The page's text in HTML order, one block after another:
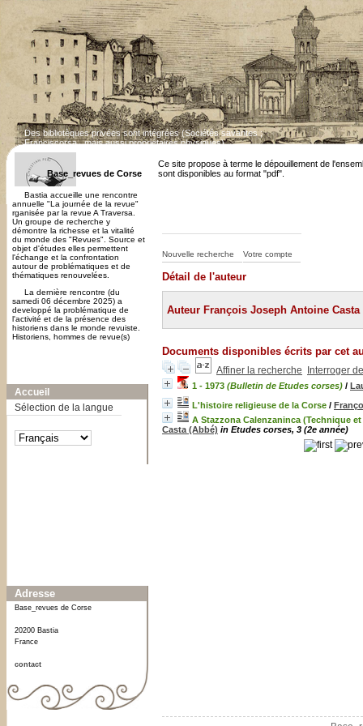
Ce site propose à terme le dépouillement de
sont disponibles au format "pdf".
Des bibliotèques privées sont intégrées (Sociétés savantes ;
Franciscorsa...mais aussi propriétaires physiques)
Nouvelle recherche Votre compte
Détail de l'auteur
Auteur François Joseph Antoine Casta
Documents disponibles écrits par cet
Affiner la recherche Interroger
1 - 1973 (Bulletin de Etudes corses) /
L'histoire religieuse de la Corse /
A Stazzona Calenzaninca (Technique
Casta (Abbé) in Etudes corses, 3 (2e année)
Base_revues de Corse
Bastia accueille une rencontre
annuelle "La journée de la revue"
rganisée par la revue A Traversa.
Un groupe de recherche y
démontre la richesse et la vitalité
du monde des "Revues". Source et
objet d'études elles permettent
l'échange et la confrontation
autour de problématiques et de
thématiques renouvelées.
La dernière rencontre (du
samedi 06 décembre 2025) a
developpé la problématique de
l'activité et de la présence des
historiens dans le monde revuiste.
Historiens, hommes de revue(s)
Accueil
Sélection de la langue
Adresse
Base_revues de Corse
20200 Bastia
France
contact